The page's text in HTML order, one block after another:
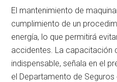
El mantenimiento de
cumplimiento de un
energía, lo que permitirá
accidentes. La capacitación
indispensable, señala en el
el Departamento de Seguros